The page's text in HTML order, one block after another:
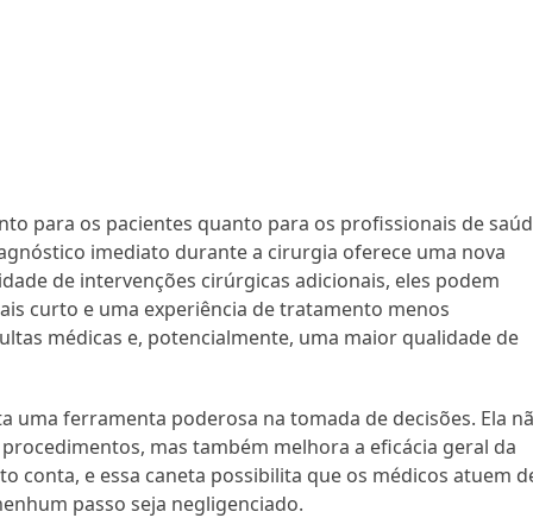
para os pacientes quanto para os profissionais de
imediato durante a cirurgia oferece uma nova
de intervenções cirúrgicas adicionais, eles podem
curto e uma experiência de tratamento menos
médicas e, potencialmente, uma maior qualidade de
uma ferramenta poderosa na tomada de decisões. Ela
mas também melhora a eficácia geral da
conta, e essa caneta possibilita que os médicos atuem
passo seja negligenciado.